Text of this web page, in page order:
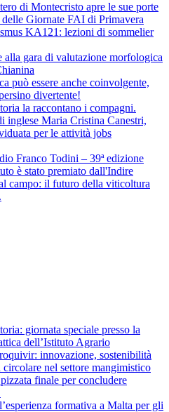
di Montecristo apre le sue porte
Giornate FAI di Primavera
KA121: lezioni di sommelier
alla gara di valutazione morfologica
può essere anche coinvolgente,
divertente!
la raccontano i compagni.
inglese Maria Cristina Canestri,
per le attività jobs
Franco Todini – 39ª edizione
è stato premiato dall'Indire
campo: il futuro della viticoltura
giornata speciale presso la
dell’Istituto Agrario
innovazione, sostenibilità
circolare nel settore mangimistico
finale per concludere
formativa a Malta per gli